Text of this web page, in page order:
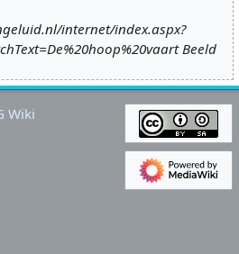
internet/index.aspx?
Beeld
Wiki